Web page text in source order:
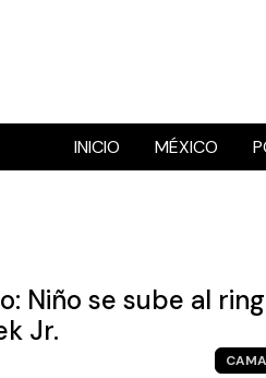
INICIO MÉXICO
Niño se sube al
Jr.